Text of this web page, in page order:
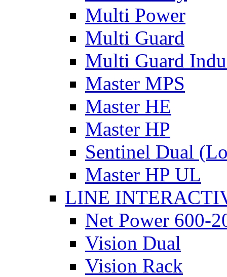
Multi Power
Multi Guard
Multi Guard
Master MPS
Master HE
Master HP
Sentinel Dual
Master HP UL
LINE
Net Power 600-
Vision Dual
Vision Rack